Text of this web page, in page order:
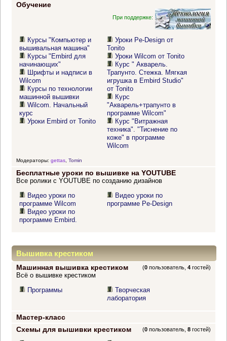
Обучение
При поддержке:
Курсы "Компьютер и
вышивальная машина"
Курсы "Embird для
начинающих"
Шрифты и надписи в
Wilcom
Курсы по технологии
машинной вышивки
Wilcom. Начальный
курс
Уроки Embird от Tonito
Уроки Pe-Design от
Tonito
Уроки Wilcom от Tonito
Курс " Акварель.
Трапунто. Стежка. Мягкая
игрушка в Embird Studio"
от Tonito
Курс
"Акварель+трапунто в
программе Wilcom"
Курс "Витражная
техника". "Тиснение по
коже" в программе
Wilcom
Модераторы: gettas, Tomin
Бесплатные уроки по вышивке на YOUTUBE
Все ролики с YOUTUBE по созданию дизайнов
Видео уроки по
программе Wilcom
Видео уроки по
программе Embird.
Видео уроки по
программе Pe-Design
Вышивка крестиком
Машинная вышивка крестиком (0 пользователь,4 гостей)
Всё о вышивке крестиком
Программы
Творческая
лаборатория
Мастер-класс
Схемы для вышивки крестиком
(0 пользователь,8 гостей)